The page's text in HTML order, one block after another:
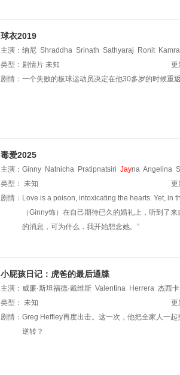
球衣2019
主演： 纳尼 Shraddha Srinath Sathyaraj Ronit Kamra
Jayaprakash Sampath
类型： 剧情片 未知
更
剧情： 一个失败的板球运动员决定在他30多岁的时候重
毒爱2025
主演： Ginny Natnicha Pratipnatsiri Jayna Angelina
类型： 未知
更
剧情： Love is a poison, intoxicating the hearts. Yet, in
（Ginny饰）在自己期待已久的婚礼上，听到了
的消息，可为什么，我开始想念她。”
小屁孩日记：虎爸的最后通牒
主演： 威廉·斯坦福德·戴维斯 Valentina Herrera 杰西
克斯 P·L·布朗 Myers
类型： 未知
更
剧情： Greg Heffley再度出击。这一次，他把全家人一
逆转？